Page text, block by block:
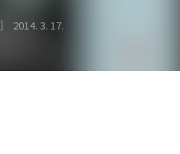
2014. 3. 17.